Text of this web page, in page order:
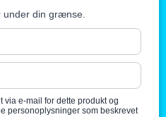
under din grænse.
via e-mail for dette produkt og
personoplysninger som beskrevet